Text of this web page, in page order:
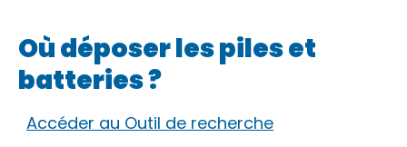
Où déposer les piles et
batteries ?
Accéder au Outil de recherche